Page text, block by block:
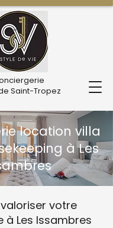
Saint-Tropez
location villa
à Les
votre
à Les Issambres